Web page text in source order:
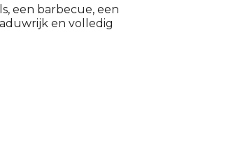
een barbecue, een
en volledig